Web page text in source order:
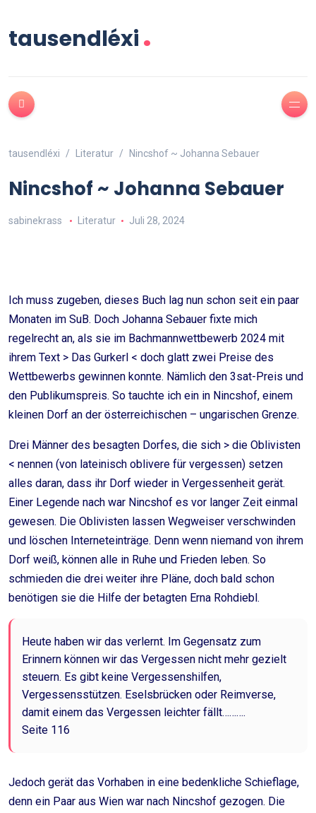
tausendléxi.
tausendléxi Literatur Nincshof ~ Johanna Sebauer
Nincshof ~ Johanna Sebauer
sabinekrass Literatur Juli 28, 2024
Ich muss zugeben, dieses Buch lag nun schon seit ein paar
Monaten im SuB. Doch Johanna Sebauer fixte mich
regelrecht an, als sie im Bachmannwettbewerb 2024 mit
ihrem Text > Das Gurkerl < doch glatt zwei Preise des
Wettbewerbs gewinnen konnte. Nämlich den 3sat-Preis und
den Publikumspreis. So tauchte ich ein in Nincshof, einem
kleinen Dorf an der österreichischen – ungarischen Grenze.
Drei Männer des besagten Dorfes, die sich > die Oblivisten
< nennen (von lateinisch oblivere für vergessen) setzen
alles daran, dass ihr Dorf wieder in Vergessenheit gerät.
Einer Legende nach war Nincshof es vor langer Zeit einmal
gewesen. Die Oblivisten lassen Wegweiser verschwinden
und löschen Interneteinträge. Denn wenn niemand von ihrem
Dorf weiß, können alle in Ruhe und Frieden leben. So
schmieden die drei weiter ihre Pläne, doch bald schon
benötigen sie die Hilfe der betagten Erna Rohdiebl.
Heute haben wir das verlernt. Im Gegensatz zum
Erinnern können wir das Vergessen nicht mehr gezielt
steuern. Es gibt keine Vergessenshilfen,
Vergessensstützen. Eselsbrücken oder Reimverse,
damit einem das Vergessen leichter fällt……….
Seite 116
Jedoch gerät das Vorhaben in eine bedenkliche Schieflage,
denn ein Paar aus Wien war nach Nincshof gezogen. Die